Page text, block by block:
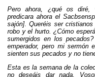
Pero ahora, ¿qué os diré,
predicara ahora el
sajón]. Queréis ser
robo y el hurto. ¿Cómo
sumergidos en los
emperador, pero mi sermón
sienten sus pecados y no
Esta es la semana de la
no deseáis dar nada.